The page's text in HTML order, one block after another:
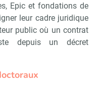
Epic et fondations de
leur cadre juridique
public où un contrat
depuis un décret